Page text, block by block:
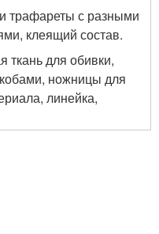
трафареты с разными
клеящий состав.
ткань для обивки,
ножницы для
линейка,